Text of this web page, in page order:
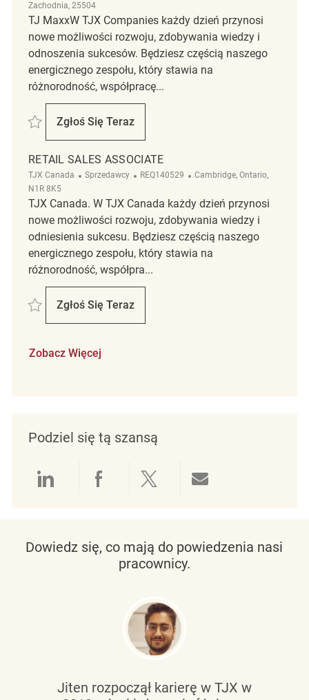
Zachodnia, 25504
TJ MaxxW TJX Companies każdy dzień przynosi
nowe możliwości rozwoju, zdobywania wiedzy i
odnoszenia sukcesów. Będziesz częścią naszego
energicznego zespołu, który stawia na
różnorodność, współpracę...
Zapisać Retail Merchandise Associate REQ137857
Zgłoś Się Teraz
Retail Merchandise Associate
RETAIL SALES ASSOCIATE
TJX Canada Kategoria
Sprzedawcy ReqId
REQ140529 Lokalizacja
Cambridge, Ontario,
N1R 8K5
TJX Canada. W TJX Canada każdy dzień przynosi
nowe możliwości rozwoju, zdobywania wiedzy i
odniesienia sukcesu. Będziesz częścią naszego
energicznego zespołu, który stawia na
różnorodność, współpra...
Zapisać Retail Sales Associate REQ140529
Zgłoś Się Teraz
Retail Sales Associate
Zobacz Więcej
Podziel się tą szansą
Udostępnianie przez LinkedIn
Udostępnianie przez
Udostępnij przez
Dowiedz się, co mają do powiedzenia nasi
pracownicy.
Jiten rozpoczął karierę w TJX w